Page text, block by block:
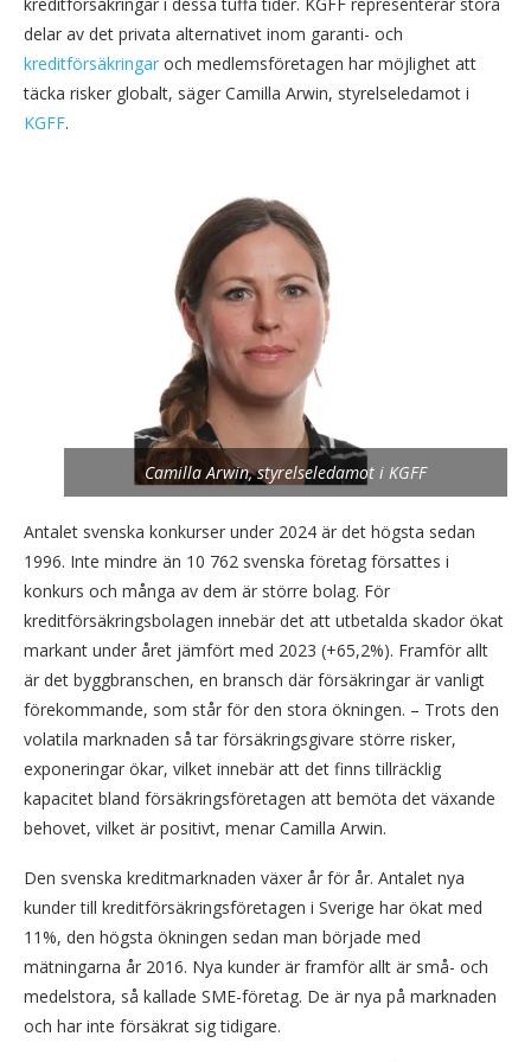
delar av det privata alternativet inom garanti- och
kreditförsäkringar och medlemsföretagen har möjlighet att
täcka risker globalt, säger Camilla Arwin, styrelseledamot i
KGFF.
Camilla Arwin, styrelseledamot i KGFF
Antalet svenska konkurser under 2024 är det högsta sedan
1996. Inte mindre än 10 762 svenska företag försattes i
konkurs och många av dem är större bolag. För
kreditförsäkringsbolagen innebär det att utbetalda skador ökat
markant under året jämfört med 2023 (+65,2%). Framför allt
är det byggbranschen, en bransch där försäkringar är vanligt
förekommande, som står för den stora ökningen. – Trots den
volatila marknaden så tar försäkringsgivare större risker,
exponeringar ökar, vilket innebär att det finns tillräcklig
kapacitet bland försäkringsföretagen att bemöta det växande
behovet, vilket är positivt, menar Camilla Arwin.
Den svenska kreditmarknaden växer år för år. Antalet nya
kunder till kreditförsäkringsföretagen i Sverige har ökat med
11%, den högsta ökningen sedan man började med
mätningarna år 2016. Nya kunder är framför allt är små- och
medelstora, så kallade SME-företag. De är nya på marknaden
och har inte försäkrat sig tidigare.